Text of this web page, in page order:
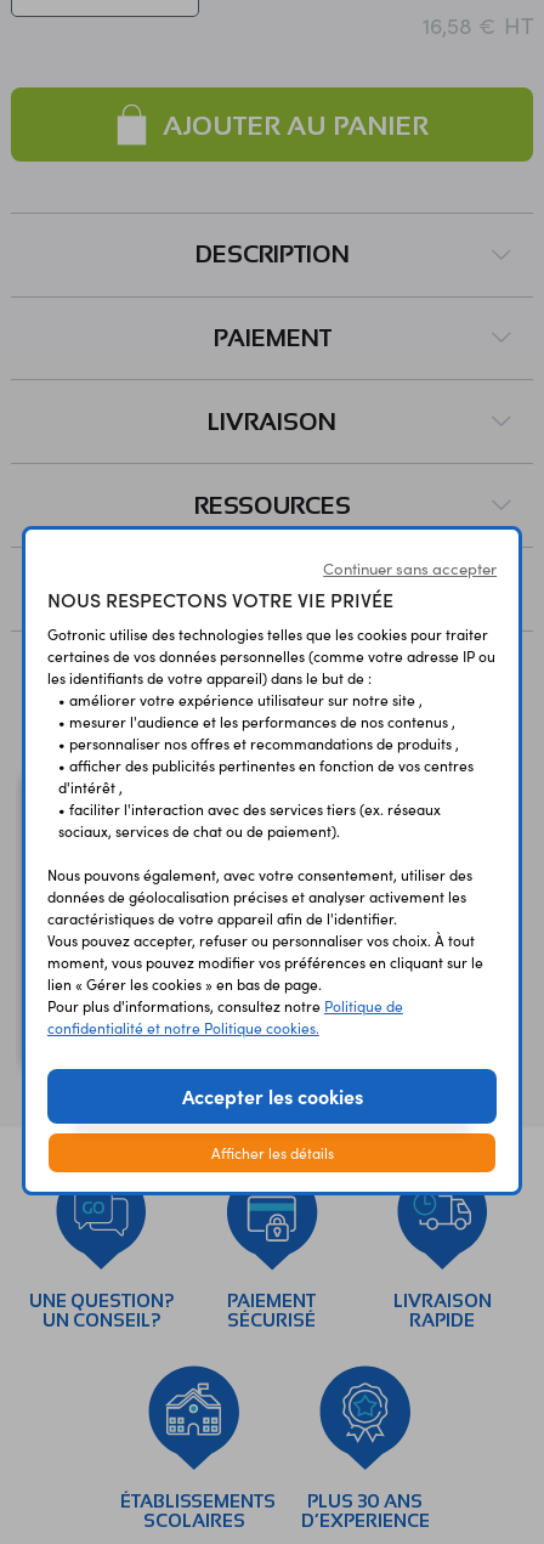
16,58 € HT
AJOUTER AU PANIER
DESCRIPTION
PAIEMENT
LIVRAISON
RESSOURCES
AVIS
Vous avez déja consulté
Prise à détecteur de
UNE QUESTION?
UN CONSEIL?
PAIEMENT
SÉCURISÉ
LIVRAISON
RAPIDE
ÉTABLISSEMENTS
SCOLAIRES
PLUS 30 ANS
D’EXPERIENCE
Continuer sans accepter
NOUS RESPECTONS VOTRE VIE PRIVÉE
Gotronic utilise des technologies telles que les cookies pour traiter
certaines de vos données personnelles (comme votre adresse IP ou
les identifiants de votre appareil) dans le but de :
• améliorer votre expérience utilisateur sur notre site ,
• mesurer l'audience et les performances de nos contenus ,
• personnaliser nos offres et recommandations de produits ,
• afficher des publicités pertinentes en fonction de vos centres
d'intérêt ,
• faciliter l'interaction avec des services tiers (ex. réseaux
sociaux, services de chat ou de paiement).
Nous pouvons également, avec votre consentement, utiliser des
données de géolocalisation précises et analyser activement les
caractéristiques de votre appareil afin de l'identifier.
Vous pouvez accepter, refuser ou personnaliser vos choix. À tout
moment, vous pouvez modifier vos préférences en cliquant sur le
lien « Gérer les cookies » en bas de page.
Pour plus d'informations, consultez notre Politique de
confidentialité et notre Politique cookies.
Accepter les cookies
Afficher les détails